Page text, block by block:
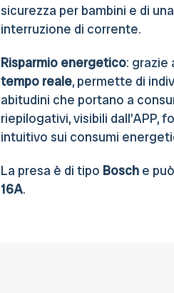
sicurezza per bambini e di una
interruzione di corrente.
Risparmio energetico: grazie
tempo reale, permette di
abitudini che portano a
riepilogativi, visibili dall'APP,
intuitivo sui consumi
La presa è di tipo Bosch e
16A.